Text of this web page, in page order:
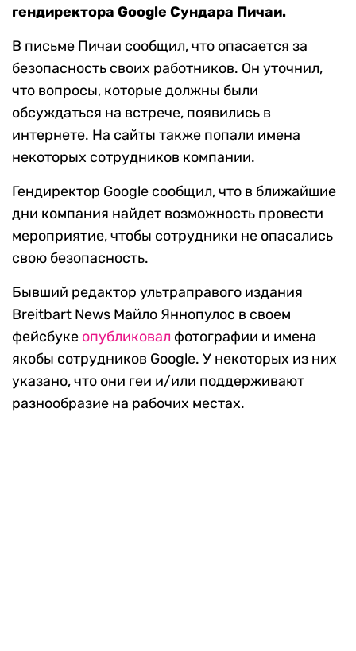
гендиректора Google Сундара Пичаи.
В письме Пичаи сообщил, что опасается за
безопасность своих работников. Он уточнил,
что вопросы, которые должны были
обсуждаться на встрече, появились в
интернете. На сайты также попали имена
некоторых сотрудников компании.
Гендиректор Google сообщил, что в ближайшие
дни компания найдет возможность провести
мероприятие, чтобы сотрудники не опасались
свою безопасность.
Бывший редактор ультраправого издания
Breitbart News Майло Яннопулос в своем
фейсбуке опубликовал фотографии и имена
якобы сотрудников Google. У некоторых из них
указано, что они геи и/или поддерживают
разнообразие на рабочих местах.